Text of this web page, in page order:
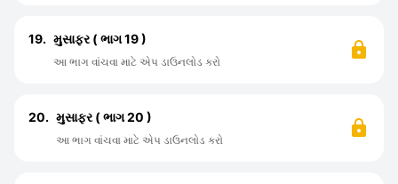
19. મુસાફર ( ભાગ 19 )
આ ભાગ વાંચવા માટે એપ ડાઉનલોડ કરો
20. મુસાફર ( ભાગ 20 )
આ ભાગ વાંચવા માટે એપ ડાઉનલોડ કરો